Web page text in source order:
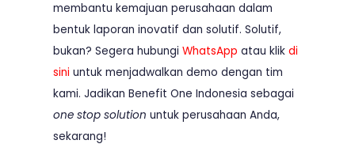
membantu kemajuan perusahaan dalam
bentuk laporan inovatif dan solutif. Solutif,
bukan? Segera hubungi WhatsApp atau klik di
sini untuk menjadwalkan demo dengan tim
kami. Jadikan Benefit One Indonesia sebagai
one stop solution untuk perusahaan Anda,
sekarang!